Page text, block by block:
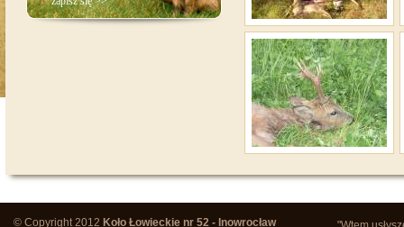
© Copyright 2012 Koło Łowieckie nr 52 - Inowrocław